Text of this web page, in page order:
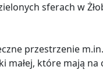
sferach w
przestrzenie
które mają na